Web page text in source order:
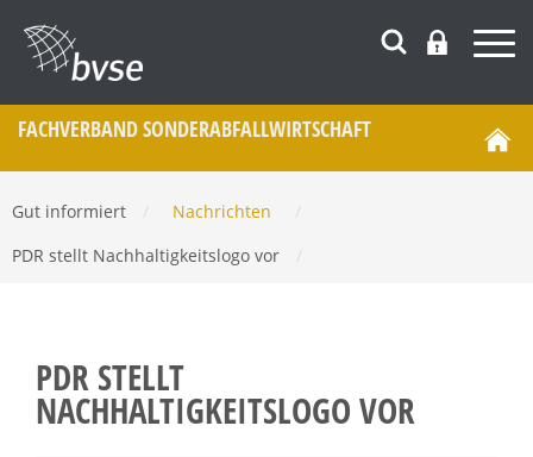
FACHVERBAND SONDERABFALL­WIRTSCHAFT
Gut informiert Nachrichten
PDR stellt Nachhaltigkeitslogo vor
PDR STELLT
NACHHALTIGKEITSLOGO VOR